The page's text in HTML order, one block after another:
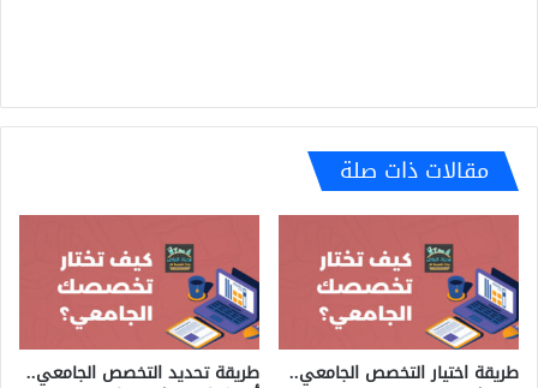
مقالات ذات صلة
طريقة اختيار التخصص الجامعي.. طريقة تحديد التخصص الجامعي..